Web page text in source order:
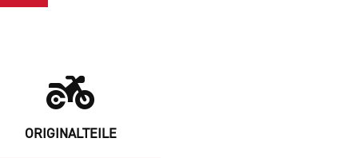
ORIGINALTEILE